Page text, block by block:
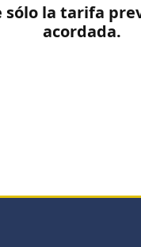
sólo la tarifa
acordada.